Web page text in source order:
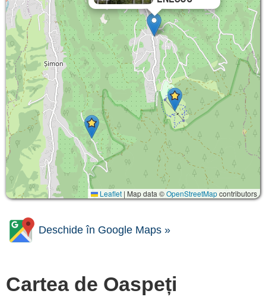
Leaflet | Map data ©OpenStreetMapcontributors
Deschide în Google Maps »
Cartea de Oaspeți